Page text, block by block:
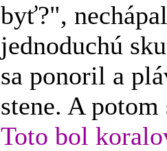
byť?",
jednoduchú
sa ponoril a
stene. A
Toto bol